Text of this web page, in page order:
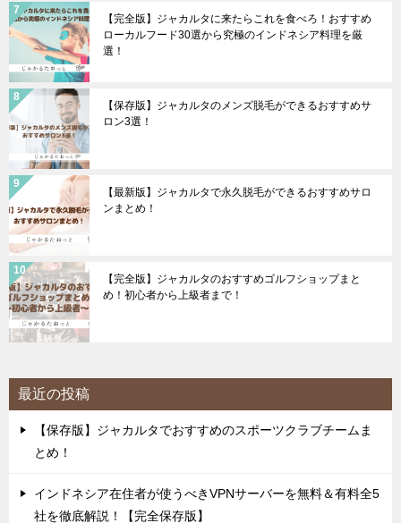
【完全版】ジャカルタに来たらこれを食べろ！おすすめ
ローカルフード30選から究極のインドネシア料理を厳
選！
【保存版】ジャカルタのメンズ脱毛ができるおすすめサ
ロン3選！
【最新版】ジャカルタで永久脱毛ができるおすすめサロ
ンまとめ！
【完全版】ジャカルタのおすすめゴルフショップまと
め！初心者から上級者まで！
最近の投稿
【保存版】ジャカルタでおすすめのスポーツクラブチームま
とめ！
インドネシア在住者が使うべきVPNサーバーを無料＆有料全5
社を徹底解説！【完全保存版】